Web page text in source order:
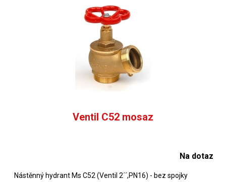
Ventil C52 mosaz
Na dotaz
Nástěnný hydrant Ms C52 (Ventil 2´´,PN16) - bez spojky